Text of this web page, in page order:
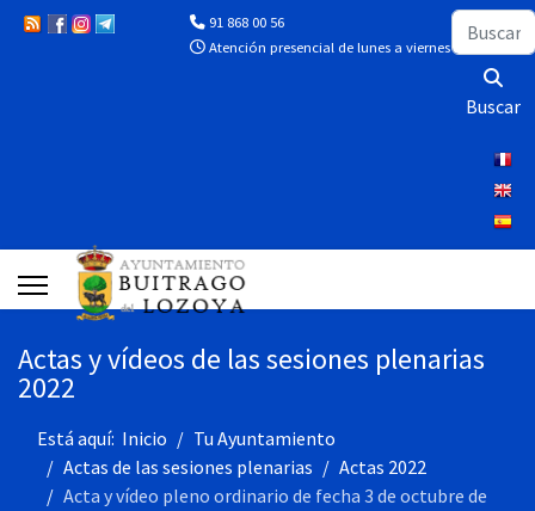
91 868 00 56
Atención presencial de lunes a viernes de 10:00 a
Buscar
Buscar
Actas y vídeos de las sesiones plenarias
2022
Está aquí: Inicio
Tu Ayuntamiento
Actas de las sesiones plenarias
Actas 2022
Acta y vídeo pleno ordinario de fecha 3 de octubre de